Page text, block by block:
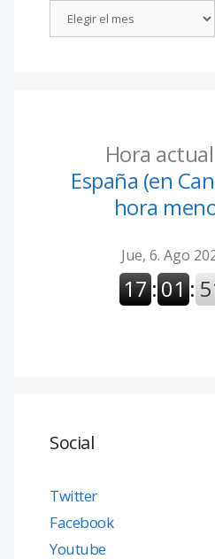
Hora
España (en
hora
Social
Twitter
Facebook
Youtube